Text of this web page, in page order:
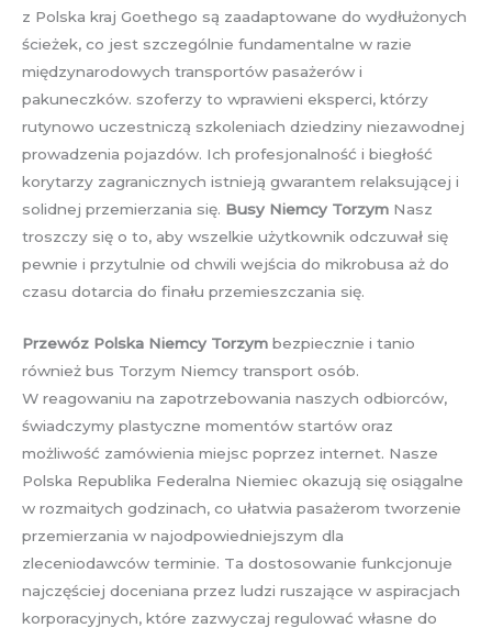
z Polska kraj Goethego są zaadaptowane do wydłużonych
ścieżek, co jest szczególnie fundamentalne w razie
międzynarodowych transportów pasażerów i
pakuneczków. szoferzy to wprawieni eksperci, którzy
rutynowo uczestniczą szkoleniach dziedziny niezawodnej
prowadzenia pojazdów. Ich profesjonalność i biegłość
korytarzy zagranicznych istnieją gwarantem relaksującej i
solidnej przemierzania się. Busy Niemcy Torzym Nasz
troszczy się o to, aby wszelkie użytkownik odczuwał się
pewnie i przytulnie od chwili wejścia do mikrobusa aż do
czasu dotarcia do finału przemieszczania się.
Przewóz Polska Niemcy Torzym bezpiecznie i tanio
również bus Torzym Niemcy transport osób.
W reagowaniu na zapotrzebowania naszych odbiorców,
świadczymy plastyczne momentów startów oraz
możliwość zamówienia miejsc poprzez internet. Nasze
Polska Republika Federalna Niemiec okazują się osiągalne
w rozmaitych godzinach, co ułatwia pasażerom tworzenie
przemierzania w najodpowiedniejszym dla
zleceniodawców terminie. Ta dostosowanie funkcjonuje
najczęściej doceniana przez ludzi ruszające w aspiracjach
korporacyjnych, które zazwyczaj regulować własne do